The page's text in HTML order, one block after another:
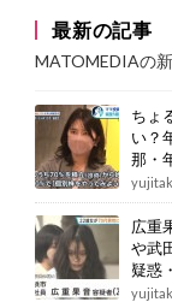
最新の記事
MATOMEDIAの
ちょ
い？
那・
画像
広重
や武
疑惑
逮捕